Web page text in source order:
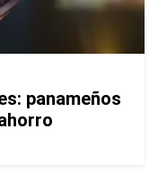
panameños